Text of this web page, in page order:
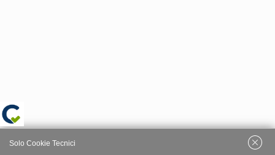
Solo Cookie Tecnici